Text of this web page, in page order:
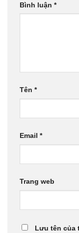
Bình luận *
Tên *
Email *
Trang web
Lưu tên của